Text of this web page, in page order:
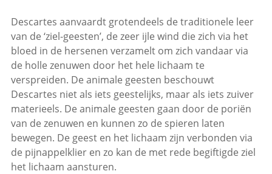
Descartes aanvaardt grotendeels de traditionele leer
van de ‘ziel-geesten’, de zeer ijle wind die zich via het
bloed in de hersenen verzamelt om zich vandaar via
de holle zenuwen door het hele lichaam te
verspreiden. De animale geesten beschouwt
Descartes niet als iets geestelijks, maar als iets zuiver
materieels. De animale geesten gaan door de poriën
van de zenuwen en kunnen zo de spieren laten
bewegen. De geest en het lichaam zijn verbonden via
de pijnappelklier en zo kan de met rede begiftigde ziel
het lichaam aansturen.